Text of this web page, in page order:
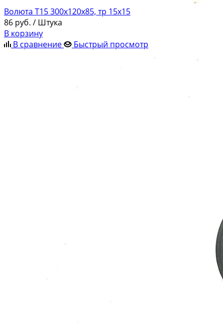
Волюта Т15 300х120х85, тр 15х15
86 руб. / Штука
В корзину
В сравнение
Быстрый просмотр